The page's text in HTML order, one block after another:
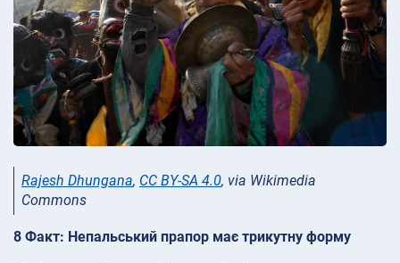
Rajesh Dhungana, CC BY-SA 4.0, via Wikimedia
Commons
8 Факт: Непальський прапор має трикутну форму